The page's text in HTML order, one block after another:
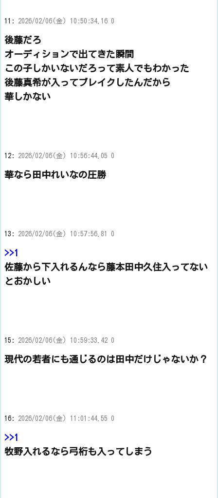
11: 2026/02/06(金) 10:50:34.16 0
後藤だろ
オーディションで出てきた瞬間
この子しかいないだろって素人でもわかった
後藤真希が入ってブレイクしたんだから
華しかない
12: 2026/02/06(金) 10:56:44.05 0
華なら田中れいなの圧勝
13: 2026/02/06(金) 10:57:56.81 0
>>1
佐藤から下入れるんなら藤本田中久住入ってない
とおかしい
15: 2026/02/06(金) 10:59:33.42 0
現代の若者にも通じるのは田中だけじゃないか？
16: 2026/02/06(金) 11:01:44.55 0
>>1
牧野入れるなら弓桁も入ってしまう